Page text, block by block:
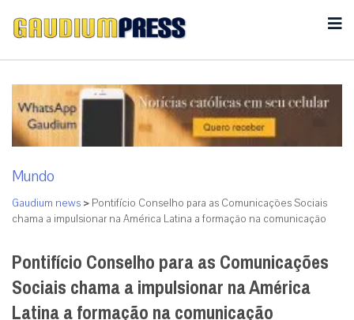
Mundo
Gaudium news > Pontifício Conselho para as Comunicações Sociais
chama a impulsionar na América Latina a formação na comunicação
Pontifício Conselho para as Comunicações
Sociais chama a impulsionar na América
Latina a formação na comunicação